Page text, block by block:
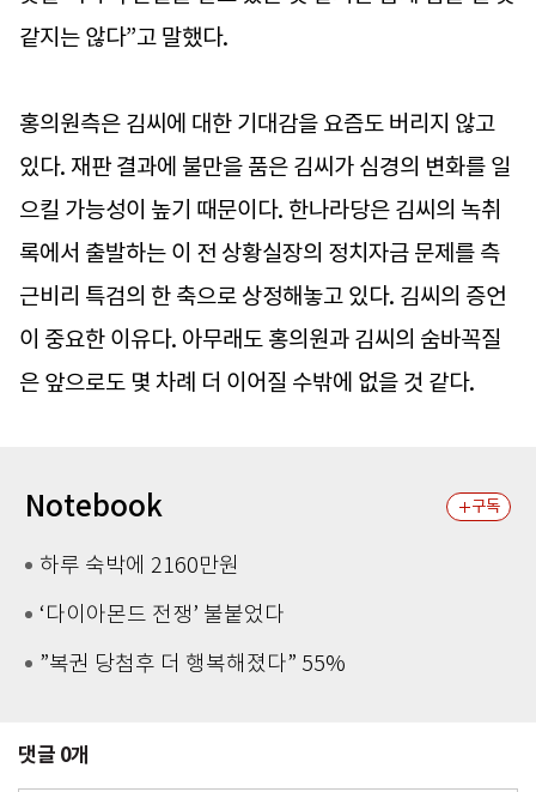
같지는 않다”고 말했다.
홍의원측은 김씨에 대한 기대감을 요즘도 버리지 않고
있다. 재판 결과에 불만을 품은 김씨가 심경의 변화를 일
으킬 가능성이 높기 때문이다. 한나라당은 김씨의 녹취
록에서 출발하는 이 전 상황실장의 정치자금 문제를 측
근비리 특검의 한 축으로 상정해놓고 있다. 김씨의 증언
이 중요한 이유다. 아무래도 홍의원과 김씨의 숨바꼭질
은 앞으로도 몇 차례 더 이어질 수밖에 없을 것 같다.
Notebook 구독
하루 숙박에 2160만원
‘다이아몬드 전쟁’ 불붙었다
”복권 당첨후 더 행복해졌다” 55%
댓글 0개